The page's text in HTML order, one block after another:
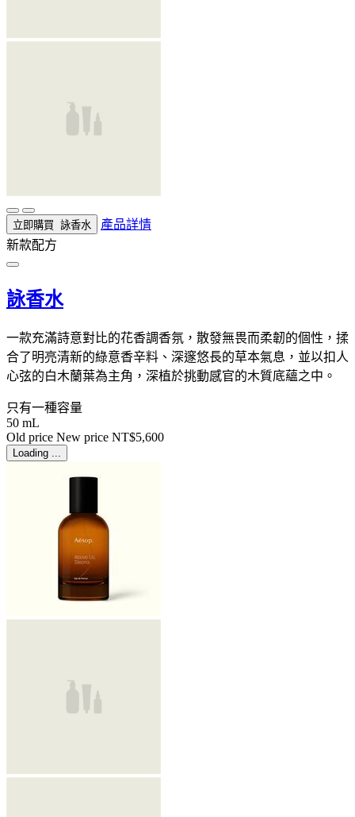
立即購買 詠香水
產品詳情
新款配方
詠香水
一款充滿詩意對比的花香調香氛，散發無畏而柔韌的個性，揉
合了明亮清新的綠意香辛料、深邃悠長的草本氣息，並以扣人
心弦的白木蘭葉為主角，深植於挑動感官的木質底蘊之中。
只有一種容量
50 mL
Old price New price NT$5,600
Loading ...